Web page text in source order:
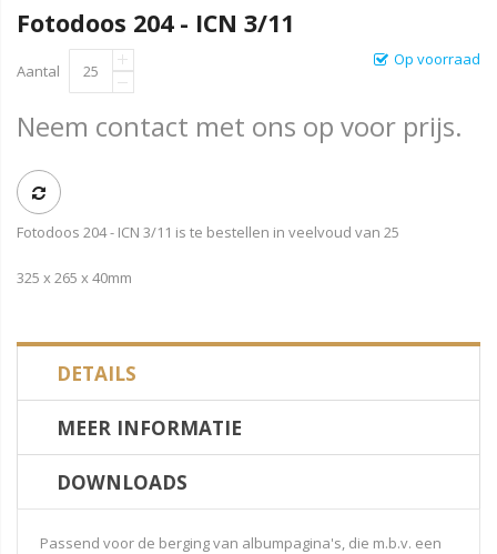
Fotodoos 204 - ICN 3/11
Op voorraad
Aantal
Neem contact met ons op voor prijs.
Fotodoos 204 - ICN 3/11 is te bestellen in veelvoud van 25
325 x 265 x 40mm
DETAILS
MEER INFORMATIE
DOWNLOADS
Passend voor de berging van albumpagina's, die m.b.v. een